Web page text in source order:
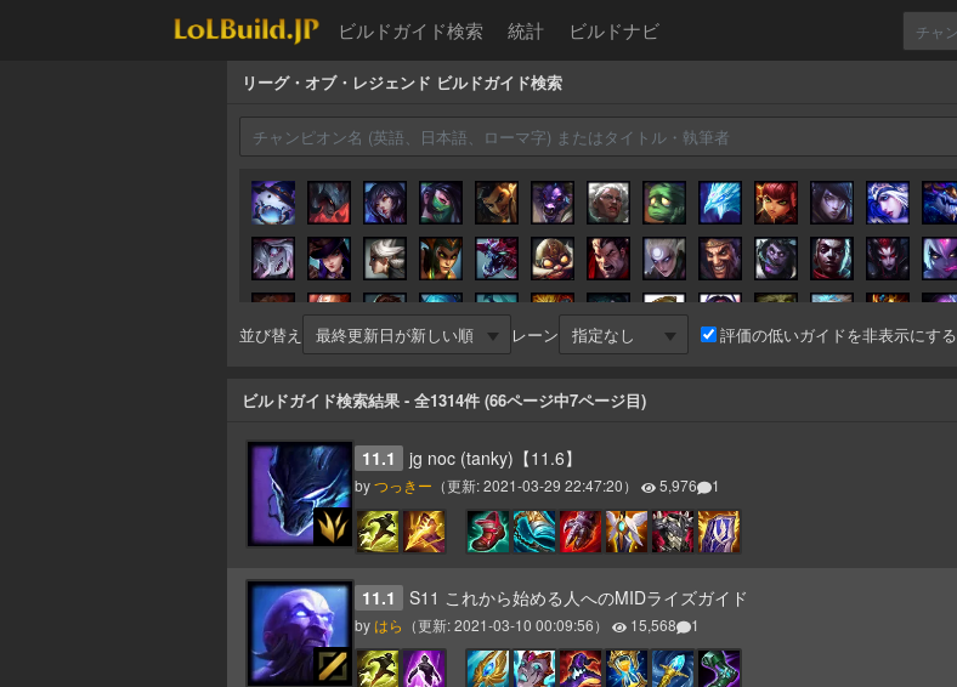
ビルドガイド検索 統計 ビルドナビ
リーグ・オブ・レジェンド ビルドガイド検索
並び替え レーン 評価の低いガイドを非表示にする
ビルドガイド検索結果 - 全1314件 (66ページ中7ページ目)
11.1 jg noc (tanky)【11.6】
byつっきー （更新:2021-03-29 22:47:20） 5,976 1
11.1 S11 これから始める人へのMIDライズガイド
byはら （更新:2021-03-10 00:09:56） 15,568 1